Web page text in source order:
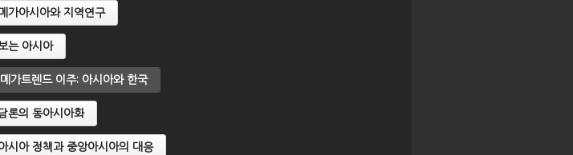
【2021 제2기 AsIA지역전문가
과정】 3강. 글로벌 메가트렌드
이주: 아시아와 한국
가아시아와 지역연구
는 아시아
가트렌드 이주: 아시아와 한국
론의 동아시아화
시아 정책과 중앙아시아의 대응